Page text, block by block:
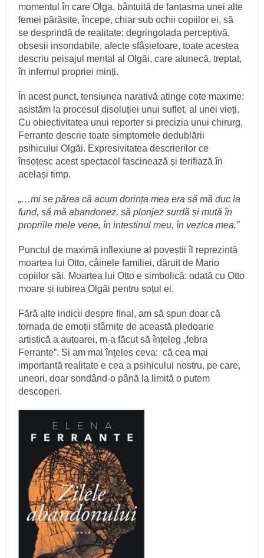
momentul în care Olga, bântuită de fantasma unei alte
femei părăsite, începe, chiar sub ochii copiilor ei, să
se desprindă de realitate: degringolada perceptivă,
obsesii insondabile, afecte sfâșietoare, toate acestea
descriu peisajul mental al Olgăi, care alunecă, treptat,
în infernul propriei minți.
În acest punct, tensiunea narativă atinge cote maxime:
asistăm la procesul disoluției unui suflet, al unei vieți.
Cu obiectivitatea unui reporter si precizia unui chirurg,
Ferrante descrie toate simptomele dedublării
psihicului Olgăi. Expresivitatea descrierilor ce
însoțesc acest spectacol fascinează și terifiază în
același timp.
„…mi se părea că acum dorința mea era să mă duc la
fund, să mă abandonez, să plonjez surdă și mută în
propriile mele vene, în intestinul meu, în vezica mea.”
Punctul de maximă inflexiune al poveștii îl reprezintă
moartea lui Otto, câinele familiei, dăruit de Mario
copiilor săi. Moartea lui Otto e simbolică: odată cu Otto
moare și iubirea Olgăi pentru soțul ei.
Fără alte indicii despre final, am să spun doar că
tornada de emoții stârnite de această pledoarie
artistică a autoarei, m-a făcut să înțeleg „febra
Ferrante”. Si am mai înțeles ceva: că cea mai
importantă realitate e cea a psihicului nostru, pe care,
uneori, doar sondând-o până la limită o putem
descoperi.